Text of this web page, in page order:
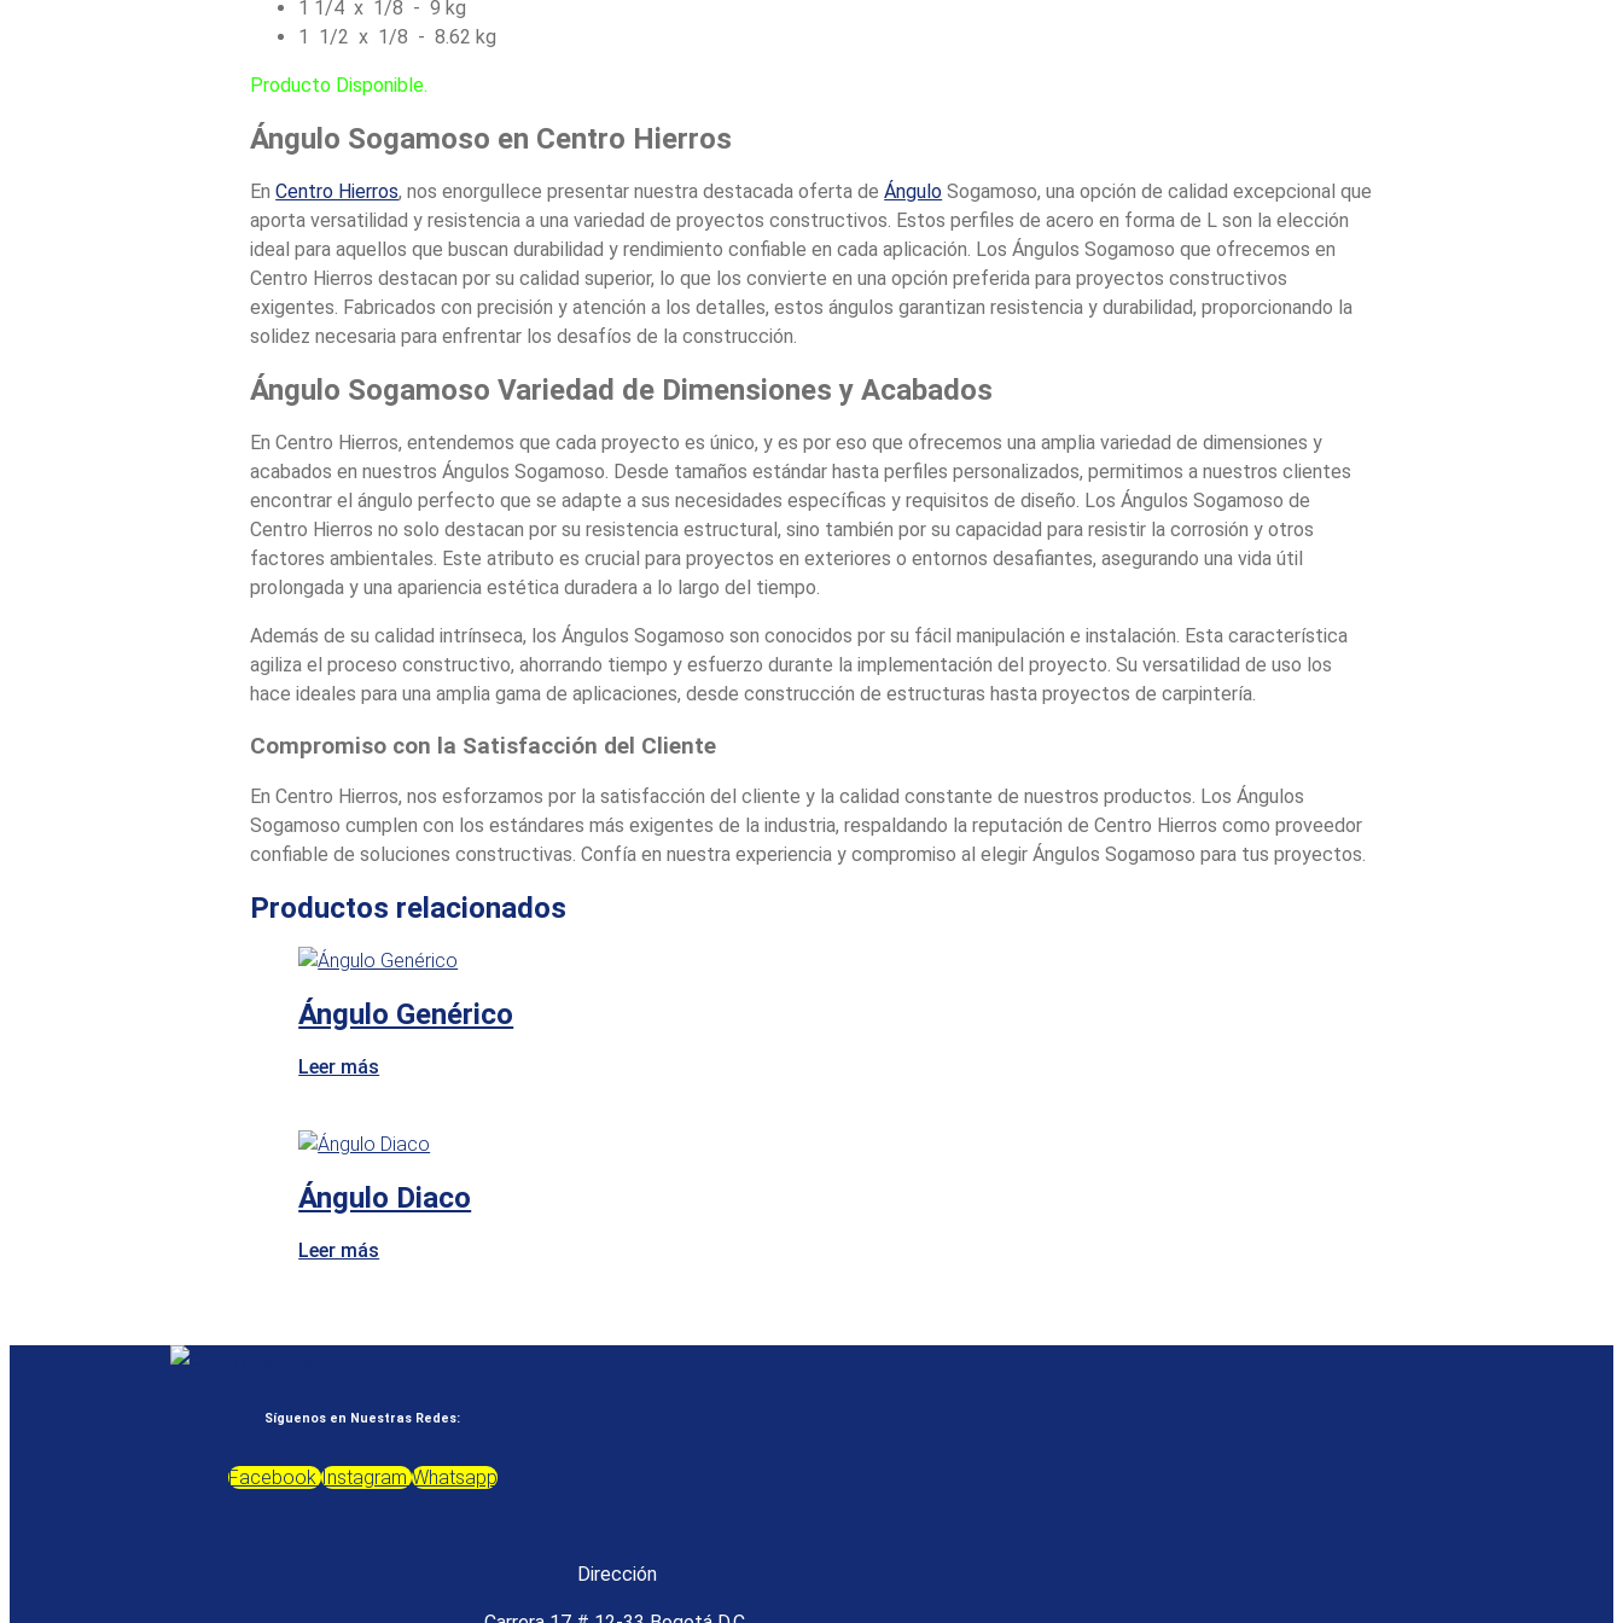
1 1/4 x 1/8 - 9 kg
1 1/2 x 1/8 - 8.62 kg
Producto Disponible.
Ángulo Sogamoso en Centro Hierros
EnCentro Hierros, nos enorgullece presentar nuestra destacada oferta deÁngulo Sogamoso, una opción de calidad excepcional que
aporta versatilidad y resistencia a una variedad de proyectos constructivos. Estos perfiles de acero en forma de L son la elección
ideal para aquellos que buscan durabilidad y rendimiento confiable en cada aplicación. Los Ángulos Sogamoso que ofrecemos en
Centro Hierros destacan por su calidad superior, lo que los convierte en una opción preferida para proyectos constructivos
exigentes. Fabricados con precisión y atención a los detalles, estos ángulos garantizan resistencia y durabilidad, proporcionando la
solidez necesaria para enfrentar los desafíos de la construcción.
Ángulo SogamosoVariedad de Dimensiones y Acabados
En Centro Hierros, entendemos que cada proyecto es único, y es por eso que ofrecemos una amplia variedad de dimensiones y
acabados en nuestros Ángulos Sogamoso. Desde tamaños estándar hasta perfiles personalizados, permitimos a nuestros clientes
encontrar el ángulo perfecto que se adapte a sus necesidades específicas y requisitos de diseño. Los Ángulos Sogamoso de
Centro Hierros no solo destacan por su resistencia estructural, sino también por su capacidad para resistir la corrosión y otros
factores ambientales. Este atributo es crucial para proyectos en exteriores o entornos desafiantes, asegurando una vida útil
prolongada y una apariencia estética duradera a lo largo del tiempo.
Además de su calidad intrínseca, los Ángulos Sogamoso son conocidos por su fácil manipulación e instalación. Esta característica
agiliza el proceso constructivo, ahorrando tiempo y esfuerzo durante la implementación del proyecto. Su versatilidad de uso los
hace ideales para una amplia gama de aplicaciones, desde construcción de estructuras hasta proyectos de carpintería.
Compromiso con la Satisfacción del Cliente
En Centro Hierros, nos esforzamos por la satisfacción del cliente y la calidad constante de nuestros productos. Los Ángulos
Sogamoso cumplen con los estándares más exigentes de la industria, respaldando la reputación de Centro Hierros como proveedor
confiable de soluciones constructivas. Confía en nuestra experiencia y compromiso al elegir Ángulos Sogamoso para tus proyectos.
Productos relacionados
Ángulo Genérico
Leer más
Ángulo Diaco
Leer más
Síguenos en Nuestras Redes:
Facebook Instagram Whatsapp
Dirección